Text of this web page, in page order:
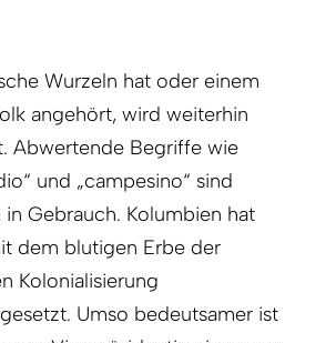
Wurzeln hat oder einem
angehört, wird weiterhin
Abwertende Begriffe wie
und „campesino“ sind
Gebrauch. Kolumbien hat
dem blutigen Erbe der
Kolonialisierung
Umso bedeutsamer ist